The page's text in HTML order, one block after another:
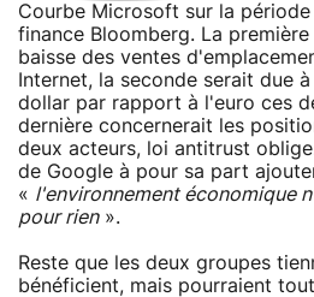
Courbe Microsoft sur la période
finance Bloomberg. La
baisse des ventes
Internet, la seconde serait due
dollar par rapport à l'euro ces
dernière concernerait les
deux acteurs, loi antitrust
de Google à pour sa part
« l'environnement économique
pour rien».
Reste que les deux groupes
bénéficient, mais pourraient